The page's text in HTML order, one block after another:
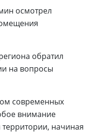
осмотрел
обратил
на вопросы
современных
внимание
начиная